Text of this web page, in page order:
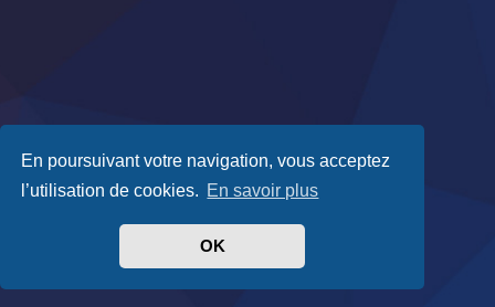
En poursuivant votre navigation, vous acceptez
l’utilisation de cookies. En savoir plus
OK